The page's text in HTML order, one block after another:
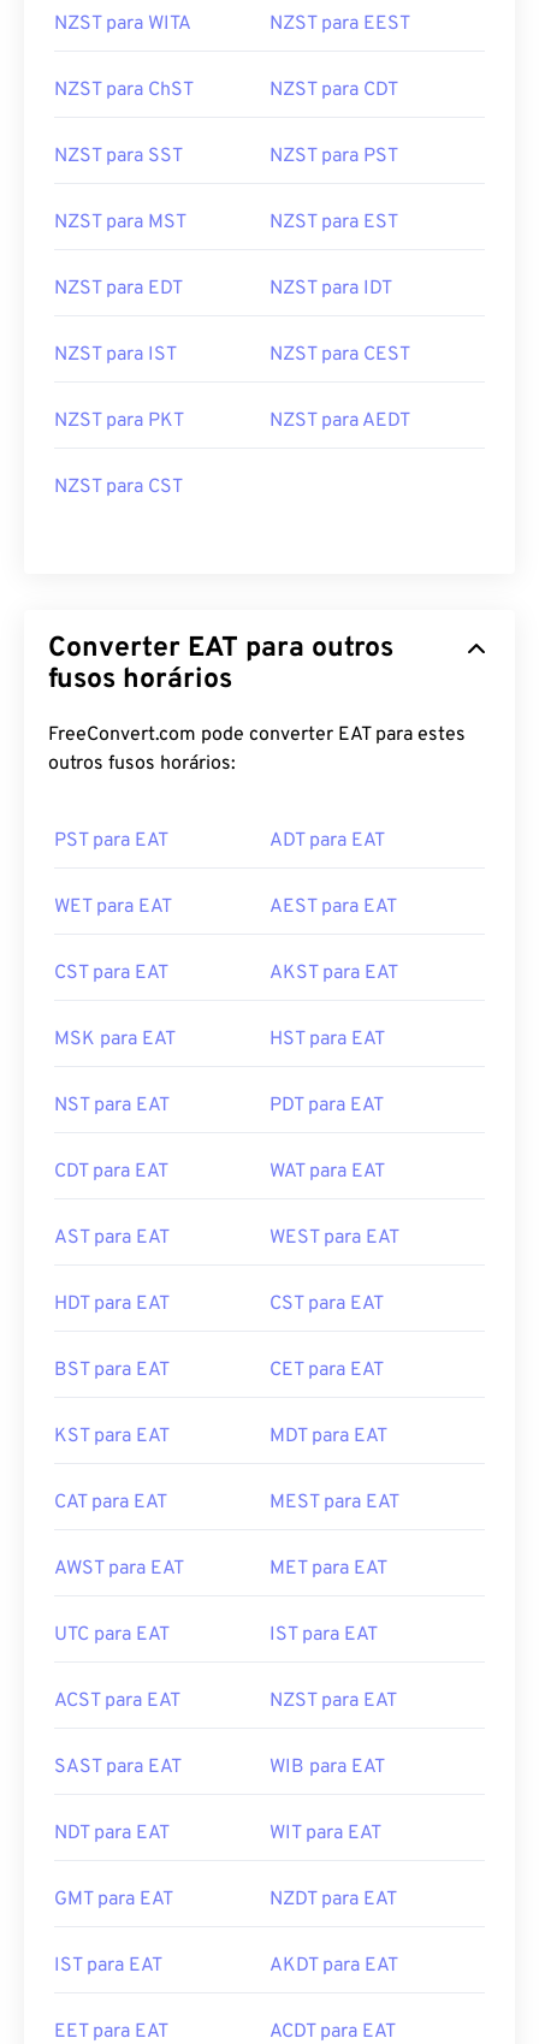
NZST para WITA NZST para EEST
NZST para ChST NZST para CDT
NZST para SST NZST para PST
NZST para MST NZST para EST
NZST para EDT NZST para IDT
NZST para IST NZST para CEST
NZST para PKT NZST para AEDT
NZST para CST
Converter EAT para outros
fusos horários
FreeConvert.com pode converter EAT para estes
outros fusos horários:
PST para EAT ADT para EAT
WET para EAT AEST para EAT
CST para EAT AKST para EAT
MSK para EAT HST para EAT
NST para EAT PDT para EAT
CDT para EAT WAT para EAT
AST para EAT WEST para EAT
HDT para EAT CST para EAT
BST para EAT CET para EAT
KST para EAT MDT para EAT
CAT para EAT MEST para EAT
AWST para EAT MET para EAT
UTC para EAT IST para EAT
ACST para EAT NZST para EAT
SAST para EAT WIB para EAT
NDT para EAT WIT para EAT
GMT para EAT NZDT para EAT
IST para EAT AKDT para EAT
EET para EAT ACDT para EAT